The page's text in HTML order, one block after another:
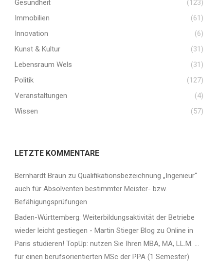
Gesundheit
(123)
Immobilien
(61)
Innovation
(6)
Kunst & Kultur
(31)
Lebensraum Wels
(31)
Politik
(127)
Veranstaltungen
(4)
Wissen
(57)
LETZTE KOMMENTARE
Bernhardt Braun zu Qualifikationsbezeichnung „Ingenieur“
auch für Absolventen bestimmter Meister- bzw.
Befähigungsprüfungen
Baden-Württemberg: Weiterbildungsaktivität der Betriebe
wieder leicht gestiegen - Martin Stieger Blog zu Online in
Paris studieren! TopUp: nutzen Sie Ihren MBA, MA, LL.M. …
für einen berufsorientierten MSc der PPA (1 Semester)